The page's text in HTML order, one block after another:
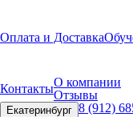
Оплата и Доставка
КонтактыО компании
Отзывы
Екатеринбург 8 (912)